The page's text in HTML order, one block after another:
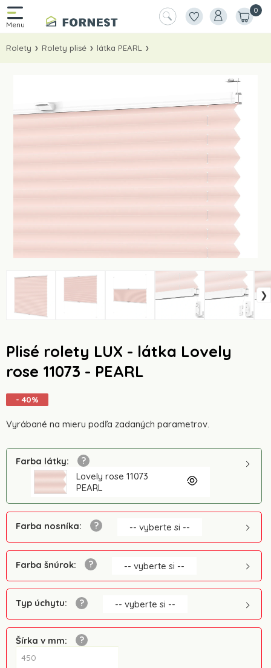
0
Rolety Rolety plisé látka PEARL
Plisé rolety LUX - látka Lovely
rose 11073 - PEARL
- 40%
Vyrábané na mieru podľa zadaných parametrov.
Farba látky:
Lovely rose 11073
PEARL
Farba nosníka: -- vyberte si --
Farba šnúrok: -- vyberte si --
Typ úchytu: -- vyberte si --
Šírka v mm: